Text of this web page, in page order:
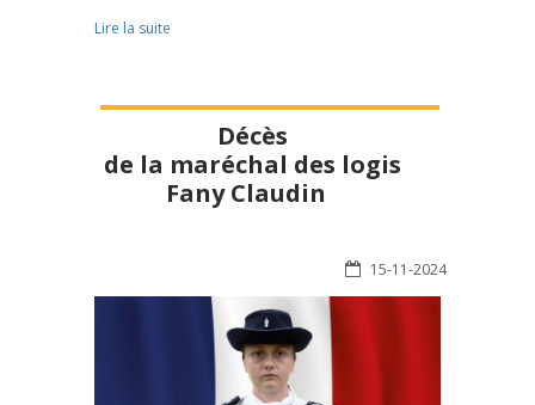
Lire la suite
Décès
de la maréchal des logis
Fany Claudin
15-11-2024